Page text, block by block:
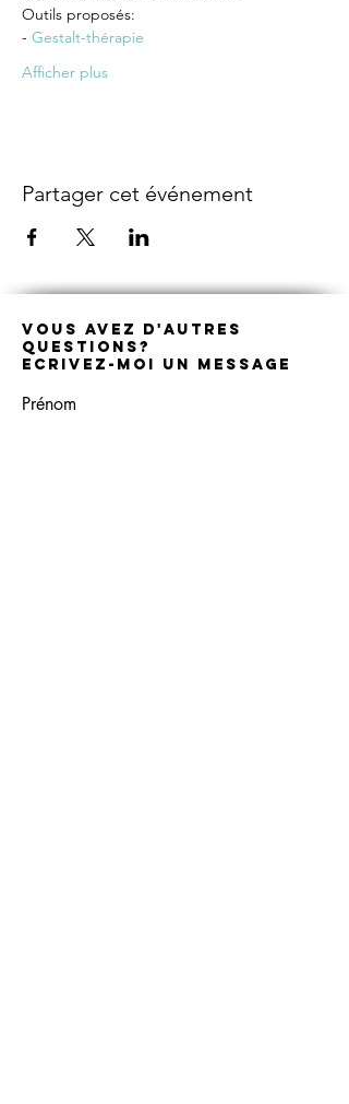
Outils proposés:
- Gestalt-thérapie
Afficher plus
Partager cet événement
Vous avez D'autres
questions?
Ecrivez-moi un message
Prénom